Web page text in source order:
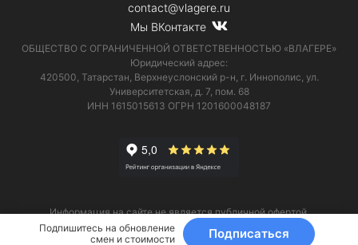
Подпишитесь на обновление
смен и стоимости
Подписаться
contact@vlagere.ru
Мы ВКонтакте
ОБЩЕСТВО С ОГРАНИЧЕННОЙ ОТВЕТСТВЕННОСТЬЮ «ВЛАГЕРЕ»
Юридический адрес:
420500, Татарстан, Верхнеуслонский р-н, г. Иннополис, ул.
Университетская, д. 7, пом. 68
ИНН 1615015613 ОГРН 1201600048187
Информация на сайте не является публичной офертой.
Телефон технической поддержки